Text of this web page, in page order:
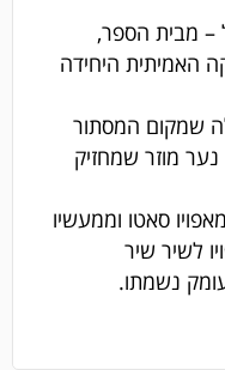
– מבית הספר,
האמיתית היחידה
שמקום המסתור
נער מוזר שמחזיק
סאטו וממעשיו
לשיר שיר
נשמתו.